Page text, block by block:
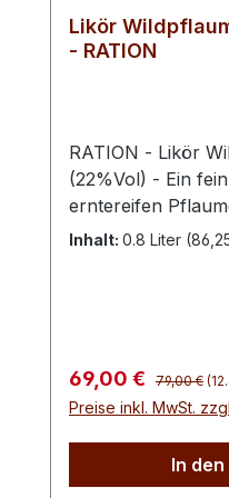
Likör
- RATION
RATION - Likör Wildpflaume 20x4cl
(22%Vol) - Ein
erntereifen
auf ausgewogene
hervorbringt. Die
Wildpflaumen sind
Likörs und
Nuancen sehr
Inhalt: 0.8 Liter
Verkaufspreis:
69,00 € Regulärer
79,00 €
Preise inkl. MwSt.
In